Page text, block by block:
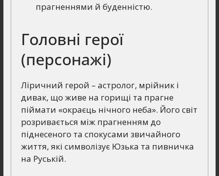
прагненнями й буденністю.
Головні герої
(персонажі)
Ліричний герой – астролог, мрійник і
дивак, що живе на горищі та прагне
піймати «окраєць нічного неба». Його світ
розривається між прагненням до
піднесеного та спокусами звичайного
життя, які символізує Юзька та пивничка
на Руській.